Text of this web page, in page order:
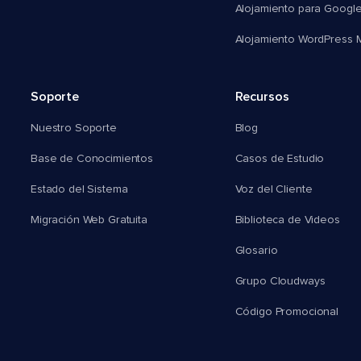
Alojamiento para
Alojamiento WordPress
Soporte
Nuestro Soporte
Base de Conocimientos
Estado del Sistema
Migración Web Gratuita
Recursos
Blog
Casos de Estudio
Voz del Cliente
Biblioteca de Videos
Glosario
Grupo Cloudways
Código Promocional